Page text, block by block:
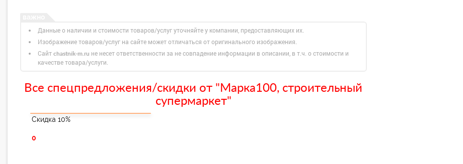
Данные о наличии и стоимости товаров/услуг уточняйте у компании, предоставляющих их.
Изображение товаров/услуг на сайте может отличаться от оригинального изображения.
Сайт chastnik-m.ru не несет ответственности за не совпадение информации в описании, в т.ч. о стоимости и
качестве товара/услуги.
Все спецпредложения/скидки от "Марка100, строительный
супермаркет"
Скидка 10%
0